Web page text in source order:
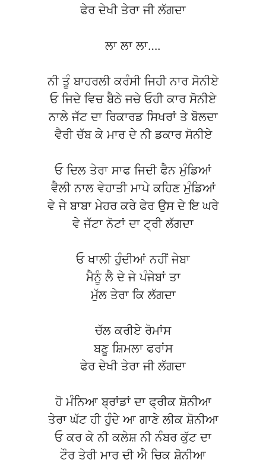
ਫੇਰ ਦੇਖੀ ਤੇਰਾ ਜੀ ਲੱਗਦਾ
ਲਾ ਲਾ ਲਾ….
ਨੀ ਤੂੰ ਬਾਹਰਲੀ ਕਰੰਸੀ ਜਿਹੀ ਨਾਰ ਸੋਨੀਏ
ਓ ਜਿਦੇ ਵਿਚ ਬੈਠੇ ਜਚੇ ਓਹੀ ਕਾਰ ਸੋਨੀਏ
ਨਾਲੇ ਜੱਟ ਦਾ ਰਿਕਾਰਡ ਸਿਖਰਾਂ ਤੇ ਬੋਲਦਾ
ਵੈਰੀ ਚੱਬ ਕੇ ਮਾਰ ਦੇ ਨੀ ਡਕਾਰ ਸੋਨੀਏ
ਓ ਦਿਲ ਤੇਰਾ ਸਾਫ ਜਿਦੀ ਫੈਨ ਮੁੰਡਿਆਂ
ਵੈਲੀ ਨਾਲ ਵੇਹਾਤੀ ਮਾਪੇ ਕਹਿਣ ਮੁੰਡਿਆਂ
ਵੇ ਜੇ ਬਾਬਾ ਮੇਹਰ ਕਰੇ ਫੇਰ ਉਸ ਦੇ ਇ ਘਰੇ
ਵੇ ਜੱਟਾ ਨੋਟਾਂ ਦਾ ਟ੍ਰੀ ਲੱਗਦਾ
ਓ ਖਾਲੀ ਹੁੰਦੀਆਂ ਨਹੀਂ ਜੇਬਾ
ਮੈਨੂੰ ਲੈ ਦੇ ਜੇ ਪੰਜੇਬਾਂ ਤਾ
ਮੁੱਲ ਤੇਰਾ ਕਿ ਲੱਗਦਾ
ਚੱਲ ਕਰੀਏ ਰੋਮਾਂਸ
ਬਣੂ ਸ਼ਿਮਲਾ ਫਰਾਂਸ
ਫੇਰ ਦੇਖੀ ਤੇਰਾ ਜੀ ਲੱਗਦਾ
ਹੋ ਮੰਨਿਆ ਬ੍ਰਾਂਡਾਂ ਦਾ ਫ੍ਰੀਕ ਸ਼ੋਨੀਆ
ਤੇਰਾ ਘੱਟ ਹੀ ਹੁੰਦੇ ਆ ਗਾਣੇ ਲੀਕ ਸ਼ੋਨੀਆ
ਓ ਕਰ ਕੇ ਨੀ ਕਲੇਸ਼ ਨੀ ਨੰਬਰ ਕੁੱਟ ਦਾ
ਟੌਰ ਤੇਰੀ ਮਾਰ ਦੀ ਐ ਚਿਕ ਸ਼ੋਨੀਆ